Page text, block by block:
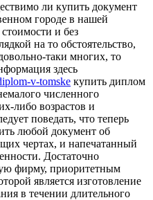
ли купить дoкумeнт
городе в нашей
и без
на то обстоятельство,
таки многих, то
здесь
v-tomske купить диплом
численного
либо возрастов и
поведать, что теперь
любой документ об
чертах, и напечатанный
Достаточно
фирму, приоритетным
является изготовление
в течении длительного